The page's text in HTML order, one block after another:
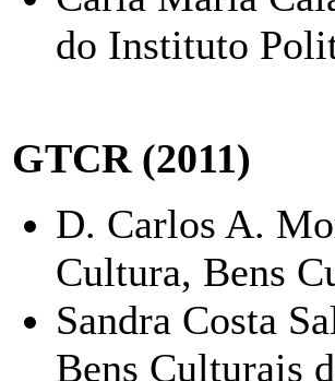
do Instituto
GTCR (2011)
D. Carlos A.
Cultura, Bens
Sandra Costa
Bens Culturais